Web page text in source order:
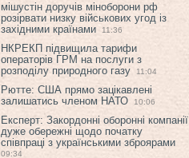
мішустін доручів міноборони рф
розірвати низку військових угод із
західними країнами
11:36
НКРЕКП підвищила тарифи
операторів ГРМ на послуги з
розподілу природного газу
11:04
Рютте: США прямо зацікавлені
залишатись членом НАТО
10:06
Експерт: Закордонні оборонні компанії
дуже обережні щодо початку
співпраці з українськими зброярами
09:34